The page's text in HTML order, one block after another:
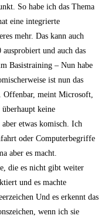
So habe ich das Thema
eine integrierte
mehr. Das kann auch
und auch das
Basistraining – Nun habe
ist nun das
meint Microsoft,
überhaupt keine
etwas komisch. Ich
oder Computerbegriffe
aber es macht.
die es nicht gibt weiter
und es machte
Und es erkennt das
wenn ich sie